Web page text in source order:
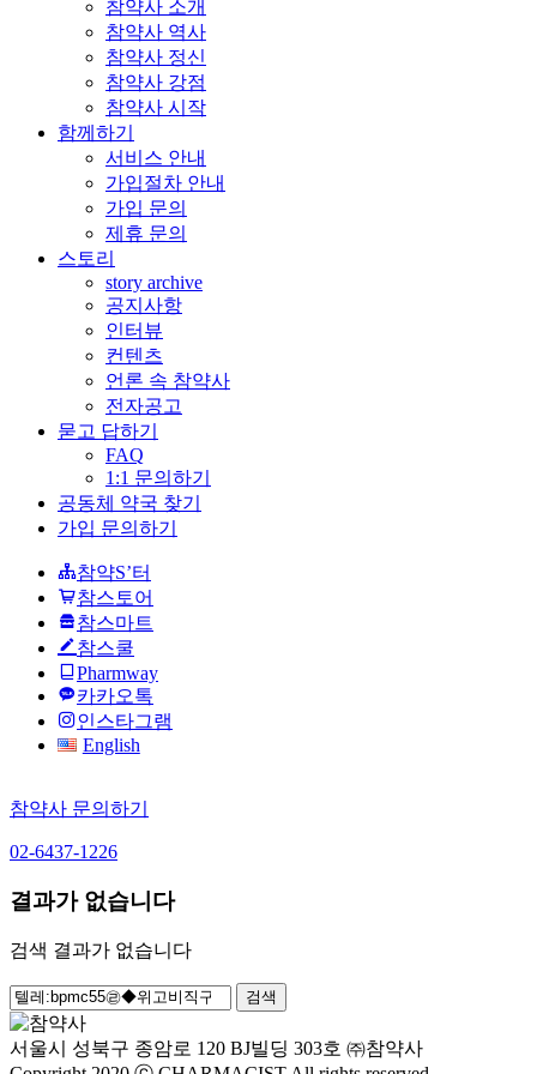
참약사 소개
참약사 역사
참약사 정신
참약사 강점
참약사 시작
함께하기
서비스 안내
가입절차 안내
가입 문의
제휴 문의
스토리
story archive
공지사항
인터뷰
컨텐츠
언론 속 참약사
전자공고
묻고 답하기
FAQ
1:1 문의하기
공동체 약국 찾기
가입 문의하기
참약S’터
참스토어
참스마트
참스쿨
Pharmway
카카오톡
인스타그램
English
참약사 문의하기
02-6437-1226
결과가 없습니다
검색 결과가 없습니다
검
색:
서울시 성북구 종암로 120 BJ빌딩 303호 ㈜참약사